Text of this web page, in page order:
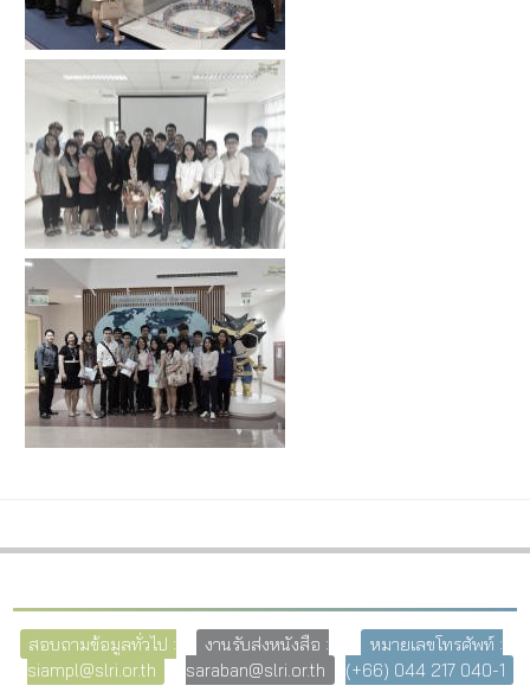
สอบถามข้อมูลทั่วไป :
siampl@slri.or.th
งานรับส่งหนังสือ :
saraban@slri.or.th
หมายเลขโทรศัพท์ :
(+66) 044 217 040-1